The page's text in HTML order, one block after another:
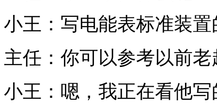
小王：写电能表标准装
主任：你可以参考以前
小王：嗯，我正在看他